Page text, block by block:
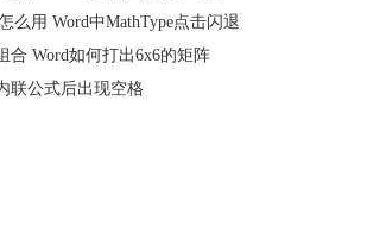
捷键进行输入：
Ctrl+K然后按3；
Ctrl+K然后按4;
么用 Word中MathType点击闪退
合 Word如何打出6x6的矩阵
联公式后出现空格